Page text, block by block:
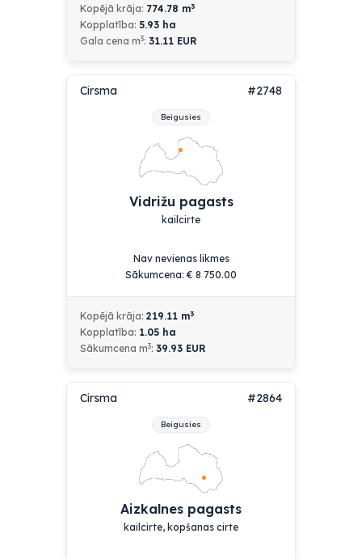
Kopējā krāja: 774.78 m3
Kopplatība: 5.93 ha
Gala cena m3: 31.11 EUR
Cirsma #2748
Beigusies
Vidrižu pagasts
kailcirte
Nav nevienas likmes
Sākumcena:€ 8 750.00
Kopējā krāja: 219.11 m3
Kopplatība: 1.05 ha
Sākumcena m3: 39.93 EUR
Cirsma #2864
Beigusies
Aizkalnes pagasts
kailcirte, kopšanas cirte